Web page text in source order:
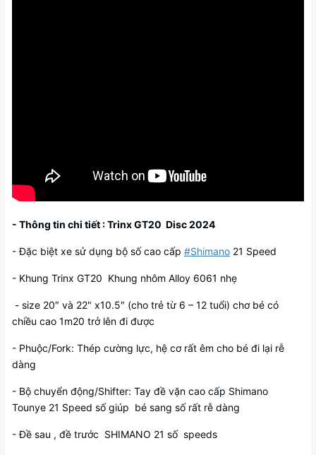
- Thông tin chi tiết : Trinx GT20 Disc 2024
- Đặc biệt xe sử dụng bộ số cao cấp #Shimano 21 Speed
- Khung Trinx GT20 Khung nhôm Alloy 6061 nhẹ
- size 20″ và 22" x10.5″ (cho trẻ từ 6 – 12 tuổi) chơ bé có
chiều cao 1m20 trở lên đi được
- Phuộc/Fork: Thép cường lực, hệ cơ rất êm cho bé đi lại rễ
dàng
- Bộ chuyển động/Shifter: Tay đề vặn cao cấp Shimano
Tounye 21 Speed số giúp bé sang số rất rễ dàng
- Đề sau , đề trước SHIMANO 21 số speeds